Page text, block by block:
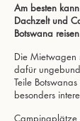
Am besten
Dachzelt und
Botswana
Die Mietwagen
dafür
Teile
besonders
Campingplätze